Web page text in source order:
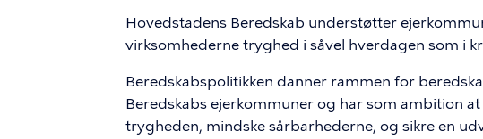
Hovedstadens Beredskab understøtter
virksomhederne tryghed i såvel hverdagen som i
Beredskabspolitikken danner rammen for
Beredskabs ejerkommuner og har som ambition
trygheden, mindske sårbarhederne, og sikre en